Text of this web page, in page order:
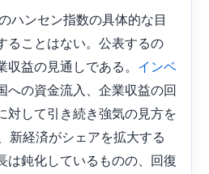
ハンセン指数の具体的な目
ることはない。公表するの
益の見通しである。 インベ
への資金流入、企業収益の回
対して引き続き強気の見方を
、新経済がシェアを拡大​​する
は鈍化しているものの、回復